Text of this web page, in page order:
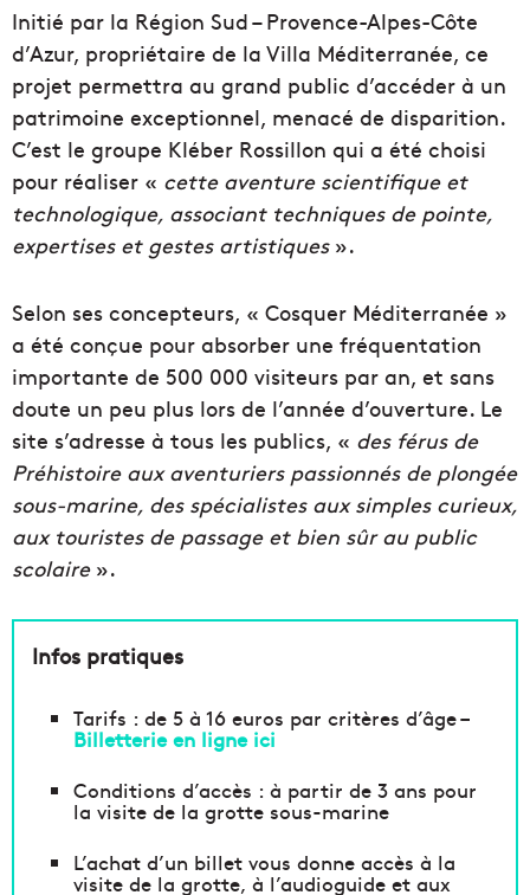
Initié par la Région Sud – Provence-Alpes-Côte
d’Azur, propriétaire de la Villa Méditerranée, ce
projet permettra au grand public d’accéder à un
patrimoine exceptionnel, menacé de disparition.
C’est le groupe Kléber Rossillon qui a été choisi
pour réaliser « cette aventure scientifique et
technologique, associant techniques de pointe,
expertises et gestes artistiques».
Selon ses concepteurs, « Cosquer Méditerranée »
a été conçue pour absorber une fréquentation
importante de 500 000 visiteurs par an, et sans
doute un peu plus lors de l’année d’ouverture. Le
site s’adresse à tous les publics, « des férus de
Préhistoire aux aventuriers passionnés de plongée
sous-marine, des spécialistes aux simples curieux,
aux touristes de passage et bien sûr au public
scolaire».
Infos pratiques
Tarifs : de 5 à 16 euros par critères d’âge –
Billetterie en ligne ici
Conditions d’accès : à partir de 3 ans pour
la visite de la grotte sous-marine
L’achat d’un billet vous donne accès à la
visite de la grotte, à l’audioguide et aux